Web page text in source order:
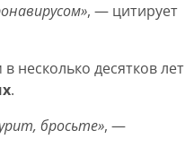
, — цитирует
несколько десятков лет
.
бросьте», —